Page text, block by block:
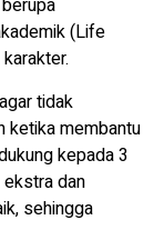
(Life
tidak
ketika membantu
kepada 3
ekstra dan
sehingga